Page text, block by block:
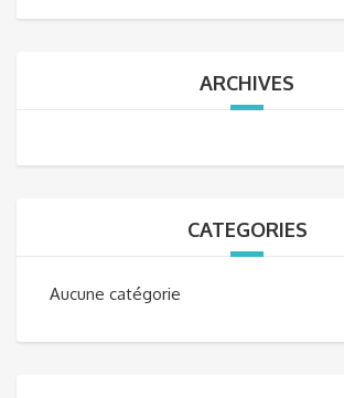
ARCHIVES
CATEGORIES
Aucune catégorie